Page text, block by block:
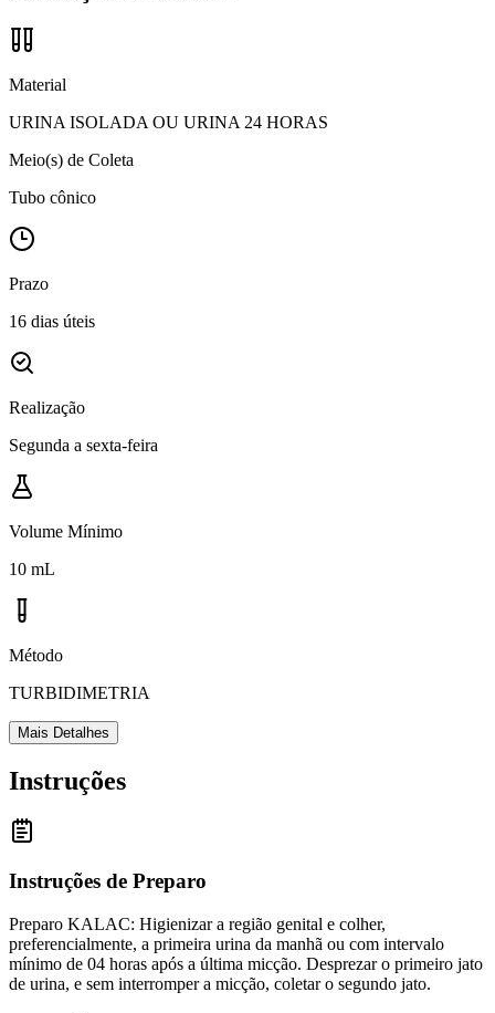
Material
URINA ISOLADA OU URINA 24 HORAS
Meio(s) de Coleta
Tubo cônico
Prazo
16 dias úteis
Realização
Segunda a sexta-feira
Volume Mínimo
10 mL
Método
TURBIDIMETRIA
Mais Detalhes
Instruções
Instruções de Preparo
Preparo KALAC: Higienizar a região genital e colher,
preferencialmente, a primeira urina da manhã ou com intervalo
mínimo de 04 horas após a última micção. Desprezar o primeiro jato
de urina, e sem interromper a micção, coletar o segundo jato.